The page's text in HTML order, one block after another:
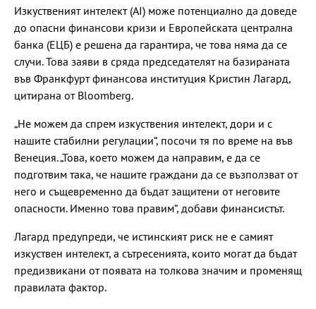
Изкуственият интелект (AI) може потенциално да доведе
до опасни финансови кризи и Европейската централна
банка (ЕЦБ) е решена да гарантира, че това няма да се
случи. Това заяви в сряда председателят на базираната
във Франкфурт финансова институция Кристин Лагард,
цитирана от Bloomberg.
„Не можем да спрем изкуствения интелект, дори и с
нашите стабилни регулации“, посочи тя по време на във
Венеция. „Това, което можем да направим, е да се
подготвим така, че нашите граждани да се възползват от
него и същевременно да бъдат защитени от неговите
опасности. Именно това правим“, добави финансистът.
Лагард предупреди, че истинският риск не е самият
изкуствен интелект, а сътресенията, които могат да бъдат
предизвикани от появата на толкова значим и променящ
правилата фактор.